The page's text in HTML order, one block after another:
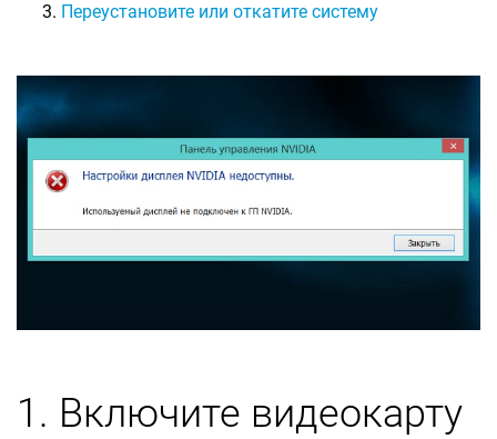
Переустановите или откатите систему
1. Включите видеокарту